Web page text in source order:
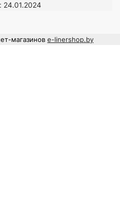
24.01.2024
магазинов e-linershop.by